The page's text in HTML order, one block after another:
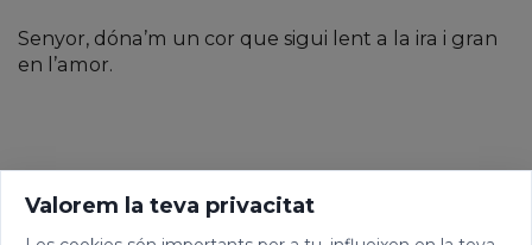
Senyor, dóna’m un cor que sigui lent a la ira i gran
en l’amor.
Valorem la teva privacitat